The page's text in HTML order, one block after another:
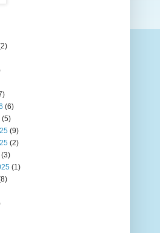
(6)
(5)
(9)
(2)
(3)
(1)